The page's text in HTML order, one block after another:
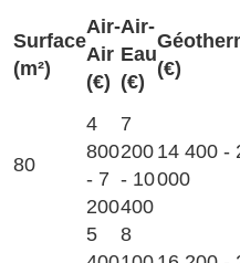
Surface
(m²)
Air-
Air
(€)
Air-
Eau
(€)
(€)
80
4
800
- 7
200
7
200
- 10
400
14 400 -
000
5
8